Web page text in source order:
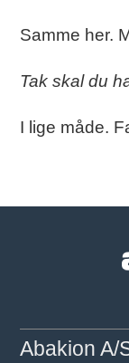
Samme her.
Tak skal du
I lige måde.
Abakion A/